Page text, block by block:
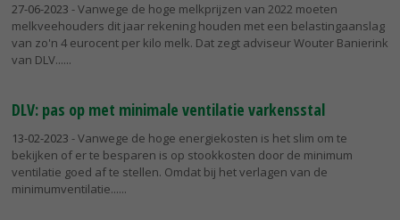
27-06-2023 - Vanwege de hoge melkprijzen van 2022 moeten
melkveehouders dit jaar rekening houden met een belastingaanslag
van zo'n 4 eurocent per kilo melk. Dat zegt adviseur Wouter Banierink
van DLV...
DLV: pas op met minimale ventilatie varkensstal
13-02-2023 - Vanwege de hoge energiekosten is het slim om te
bekijken of er te besparen is op stookkosten door de minimum
ventilatie goed af te stellen. Omdat bij het verlagen van de
minimumventilatie...